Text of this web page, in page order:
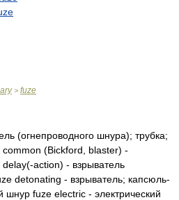
> fuze
(огнепроводного шнура); трубка;
(Bickford, blaster) -
action) - взрыватель
detonating - взрыватель; капсюль-
fuze electric - электрический